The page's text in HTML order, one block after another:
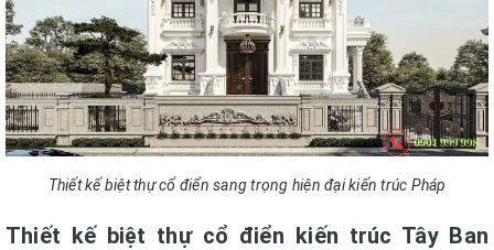
Thiết kế biệt thự cổ điển sang trọng hiện đại kiến trúc Pháp
Thiết kế biệt thự cổ điển kiến trúc Tây Ban